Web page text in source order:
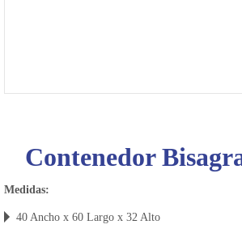
Contenedor
Medidas:
40 Ancho x 60 Largo x 32 Alto